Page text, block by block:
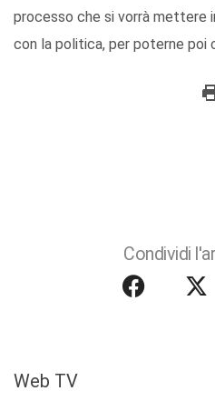
processo che si vorrà mettere
con la politica, per poterne poi
Condividi
Web TV